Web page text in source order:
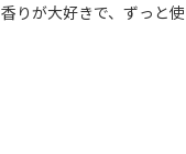
香りが大好きで、ずっと